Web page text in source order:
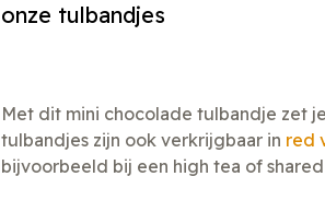
onze tulbandjes
Met dit mini chocolade tulbandje zet
tulbandjes zijn ook verkrijgbaar in red
bijvoorbeeld bij een high tea of